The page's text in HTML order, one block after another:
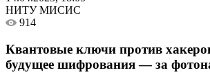
НИТУ МИСИС
914
Квантовые ключи против
будущее шифрования — за